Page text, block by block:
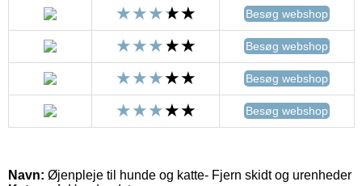
Besøg webshop
Besøg webshop
Besøg webshop
Besøg webshop
Navn: Øjenpleje til hunde og katte- Fjern skidt og urenheder